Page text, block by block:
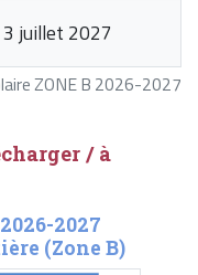
ZONE B 2026-2027
3 juillet 2027
/ à
2027
(Zone B)